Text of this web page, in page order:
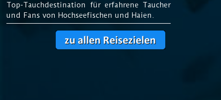
Top-Tauchdestination für erfahrene Taucher
und Fans von Hochseefischen und Haien.